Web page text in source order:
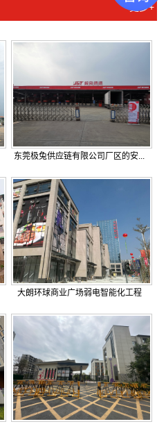
更多+
东莞极兔供应链有限公司厂区的安...
大朗环球商业广场弱电智能化工程